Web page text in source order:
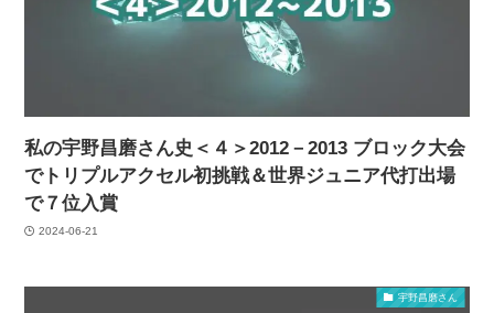
私の宇野昌磨さん史＜４＞2012－2013 ブロック大会
でトリプルアクセル初挑戦＆世界ジュニア代打出場
で７位入賞
2024-06-21
宇野昌磨さん